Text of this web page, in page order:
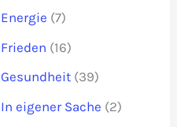
Energie (7)
Frieden (16)
Gesundheit (39)
In eigener Sache (2)